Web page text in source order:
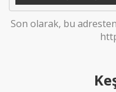
Son olarak, bu